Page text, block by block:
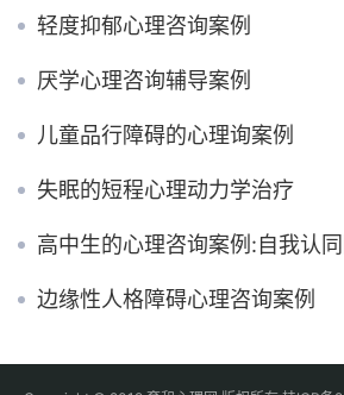
轻度抑郁心理咨询案例
厌学心理咨询辅导案例
儿童品行障碍的心理询案例
失眠的短程心理动力学治疗
高中生的心理咨询案例:自我认
边缘性人格障碍心理咨询案例